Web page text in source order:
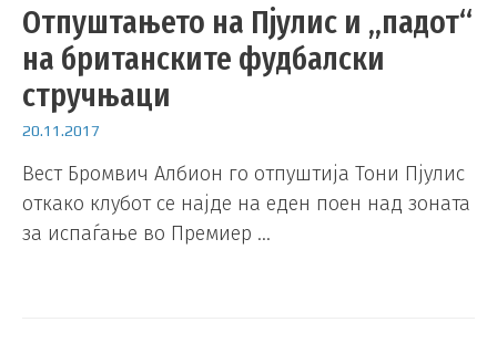
Отпуштањето на Пјулис и „падот“
на британските фудбалски
стручњаци
20.11.2017
Вест Бромвич Албион го отпуштија Тони Пјулис
откако клубот се најде на еден поен над зоната
за испаѓање во Премиер …